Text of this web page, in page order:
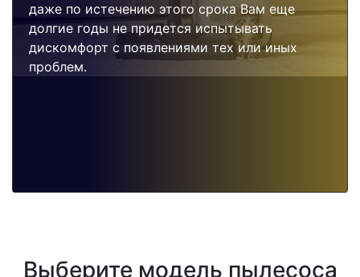
даже по истечению этого срока Вам еще
долгие годы не придется испытывать
дискомфорт с появлениями тех или иных
проблем.
Выберите модель пылесоса